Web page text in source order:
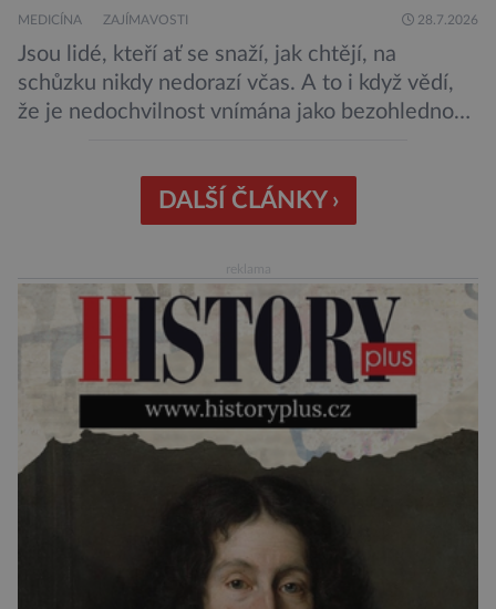
MEDICÍNA ZAJÍMAVOSTI 28.7.2026
Jsou lidé, kteří ať se snaží, jak chtějí, na
schůzku nikdy nedorazí včas. A to i když vědí,
že je nedochvilnost vnímána jako bezohlednost
chodí chronicky pozdě, možná úplně nemohou.
Jaké jsou nejčastější příčiny nedochvilnosti? A
DALŠÍ ČLÁNKY ›